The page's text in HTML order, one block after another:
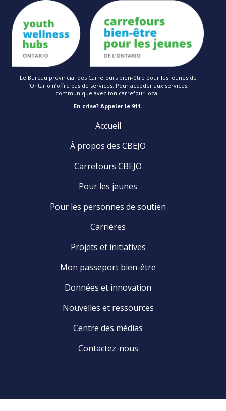
Le Bureau provincial des Carrefours bien-être pour les jeunes de
l’Ontario n’offre pas de services. Pour accéder aux services,
communique avec ton carrefour local.
En crise? Appeler le 911.
Accueil
À propos des CBEJO
Carrefours CBEJO
Pour les jeunes
Pour les personnes de soutien
Carrières
Projets et initiatives
Mon passeport bien-être
Données et innovation
Nouvelles et ressources
Centre des médias
Contactez-nous